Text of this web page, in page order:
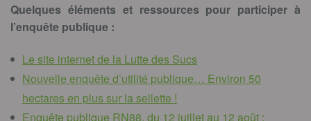
Quelques éléments et ressources pour participer à
l’enquête publique :
Le site internet de la Lutte des Sucs
Nouvelle enquête d’utilité publique… Environ 50
hectares en plus sur la sellette !
Enquête publique RN88, du 12 juillet au 12 août :